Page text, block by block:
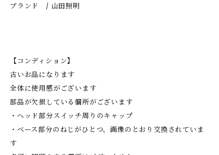
ブランド / 山田照明
【コンディション】
古いお品になります
全体に使用感がございます
部品が欠損している個所がございます
・ヘッド部分スイッチ周りのキャップ
・ベース部分のねじがひとつ、画像のとおり交換されていま
す